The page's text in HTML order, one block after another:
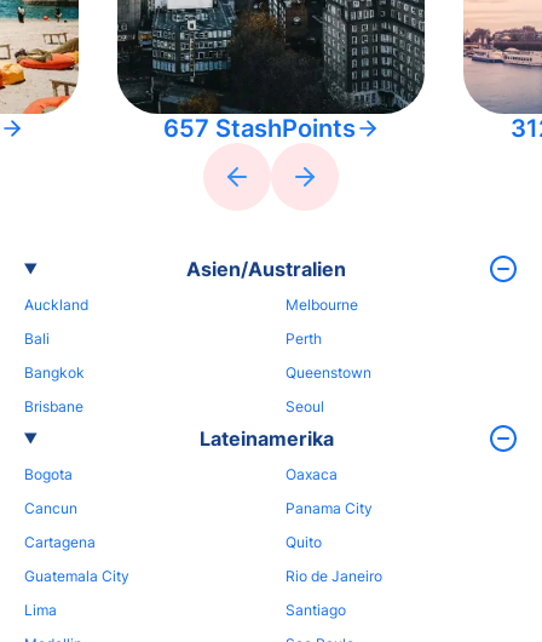
657 StashPoints
Asien/Australien
Auckland
Bali
Bangkok
Brisbane
Melbourne
Perth
Queenstown
Seoul
Lateinamerika
Bogota
Cancun
Cartagena
Guatemala City
Lima
Oaxaca
Panama City
Quito
Rio de Janeiro
Santiago